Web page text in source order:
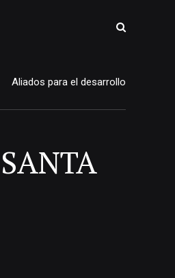
Aliados para el desarrollo